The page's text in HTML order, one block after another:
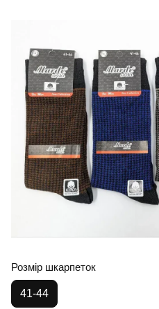
Розмір шкарпеток
41-44